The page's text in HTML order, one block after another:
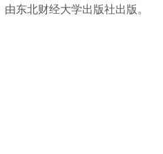
东北财经大学出版社出版。